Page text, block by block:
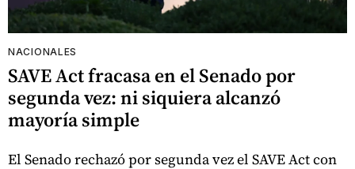
NACIONALES
SAVE Act fracasa en el Senado por
segunda vez: ni siquiera alcanzó
mayoría simple
El Senado rechazó por segunda vez el SAVE Act con